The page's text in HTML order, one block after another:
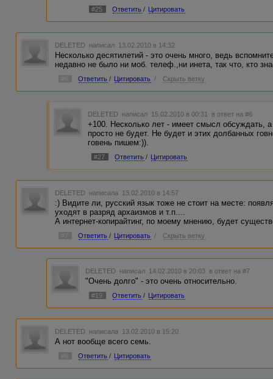
#25 Ответить / Цитировать
DELETED написал 13.02.2010 в 14:32
Несколько десятилетий - это очень много, ведь
недавно не было ни моб. телеф.,ни инета, так что, кто
Ответить / Цитировать / Скрыть ветку
DELETED написал 15.02.2010 в 00:31 в ответ на #6
+100. Несколько лет - имеет смысл обсуждать,
просто не будет. Не будет и этих долбанных
говень пишем:)).
#27 Ответить / Цитировать
DELETED написала 13.02.2010 в 14:57
:) Видите ли, русский язык тоже не стоит на месте:
уходят в разряд архаизмов и т.п....
А интернет-копирайтинг, по моему мнению, будет
Ответить / Цитировать / Скрыть ветку
DELETED написал 14.02.2010 в 20:03 в ответ на #7
"Очень долго" - это очень относительно.
#19 Ответить / Цитировать
DELETED написала 13.02.2010 в 15:20
А нот вообще всего семь.
#8 Ответить / Цитировать